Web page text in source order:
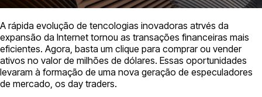
A rápida evolução de tencologias inovadoras atrvés da
expansão da Internet tornou as transações financeiras mais
eficientes. Agora, basta um clique para comprar ou vender
ativos no valor de milhões de dólares. Essas oportunidades
levaram à formação de uma nova geração de especuladores
de mercado, os day traders.